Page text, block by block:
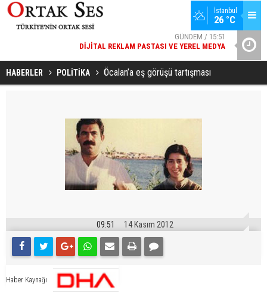
İstanbul
26 °C
GÜNDEM / 15:51
DIJITAL REKLAM PASTASI VE YEREL MEDYA
SPOR / 14:20
GENÇLERBIRLIĞI SPOR KULÜBÜNDEN AÇIKLAMA GELDI
HABERLER POLİTİKA Öcalan’a eş görüşü tartışması
09:51 14 Kasım 2012
Haber Kaynağı